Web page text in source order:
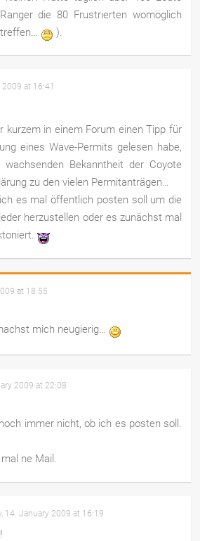
die 80 Frustrierten womöglich
).
2009 at 16:41
kurzem in einem Forum einen Tipp für
eines Wave-Permits gelesen habe,
Bekanntheit der Coyote
zu den vielen Permitanträgen…
es mal öffentlich posten soll um die
herzustellen oder es zunächst mal
at 18:55
mich neugierig…
2009 at 22:08
immer nicht, ob ich es posten soll.
ne Mail.
14. January 2009 at 16:19